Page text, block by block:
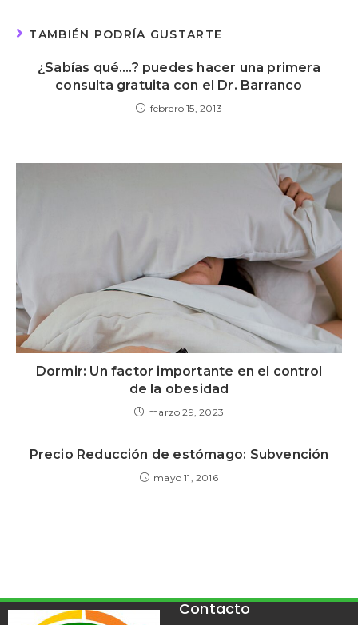
TAMBIÉN PODRÍA GUSTARTE
¿Sabías qué….? puedes hacer una primera
consulta gratuita con el Dr. Barranco
febrero 15, 2013
Dormir: Un factor importante en el control
de la obesidad
marzo 29, 2023
Precio Reducción de estómago: Subvención
mayo 11, 2016
Contacto